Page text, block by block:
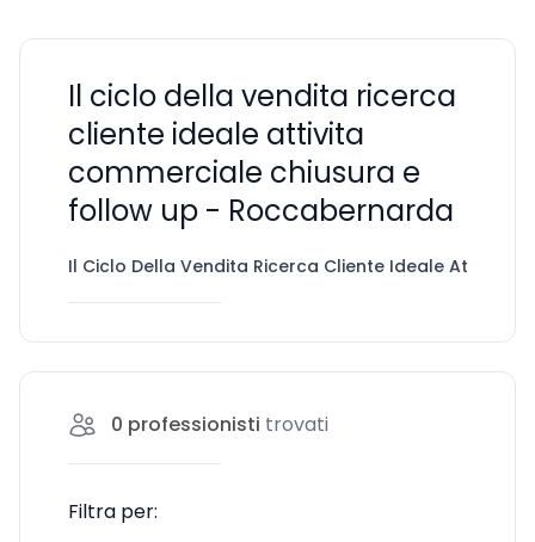
Il ciclo della vendita ricerca
cliente ideale attivita
commerciale chiusura e
follow up - Roccabernarda
Il Ciclo Della Vendita Ricerca Cliente Ideale Attivita
0 professionisti trovati
Filtra per: